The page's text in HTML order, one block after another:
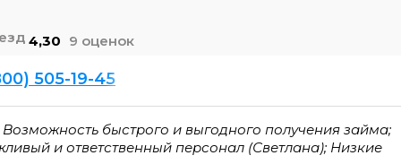
4,30 9 оценок
505-19-45
быстрого и выгодного получения займа;
и ответственный персонал (Светлана); Низкие